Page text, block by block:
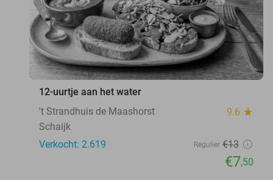
12-uurtje aan het water
't Strandhuis de Maashorst
9.6 star
Schaijk
Verkocht: 2.619
Regulier €13
€7,50